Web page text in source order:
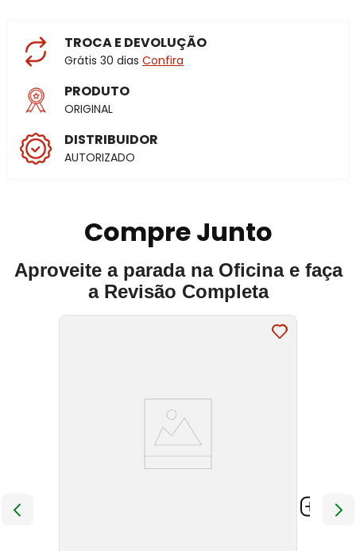
TROCA E DEVOLUÇÃO
Grátis 30 dias Confira
PRODUTO
ORIGINAL
DISTRIBUIDOR
AUTORIZADO
Compre Junto
Aproveite a parada na Oficina e faça
a Revisão Completa